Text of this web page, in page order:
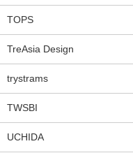
TOPS
TreAsia Design
trystrams
TWSBI
UCHIDA